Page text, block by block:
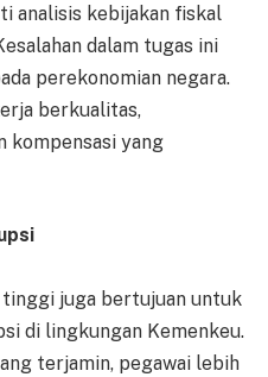
analisis kebijakan fiskal
dalam tugas ini
perekonomian negara.
berkualitas,
kompensasi yang
tinggi juga bertujuan untuk
di lingkungan Kemenkeu.
terjamin, pegawai lebih